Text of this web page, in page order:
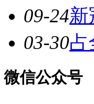
09-24新
03-30占
微信公众号